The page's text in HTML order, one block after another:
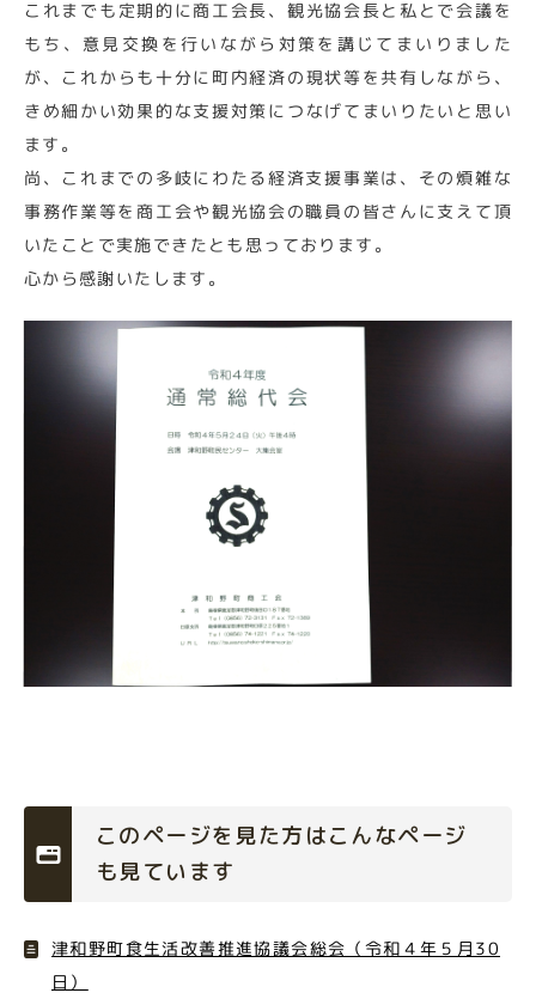
これまでも定期的に商工会長、観光協会長と私とで会議を
もち、意見交換を行いながら対策を講じてまいりました
が、これからも十分に町内経済の現状等を共有しながら、
きめ細かい効果的な支援対策につなげてまいりたいと思い
ます。
尚、これまでの多岐にわたる経済支援事業は、その煩雑な
事務作業等を商工会や観光協会の職員の皆さんに支えて頂
いたことで実施できたとも思っております。
心から感謝いたします。
このページを見た方はこんなページ
も見ています
津和野町食生活改善推進協議会総会（令和４年５月30
日）